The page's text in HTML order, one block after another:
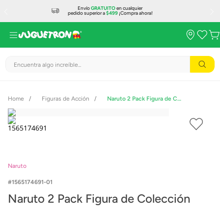
EnvíoGRATUITOen cualquier
pedido superior a$499¡Compra ahora!
Encuentra algo increíble...
Figuras de Acción Naruto 2 Pack Figura de Colección
Naruto
1565174691-01
Naruto 2 Pack Figura de Colección